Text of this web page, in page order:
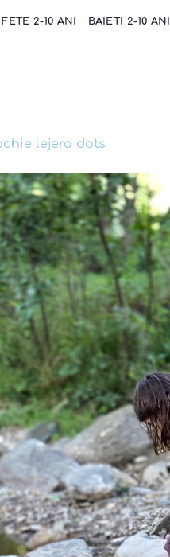
FETE 2-10 ANI BAIETI 2-10 ANI
lejera dots